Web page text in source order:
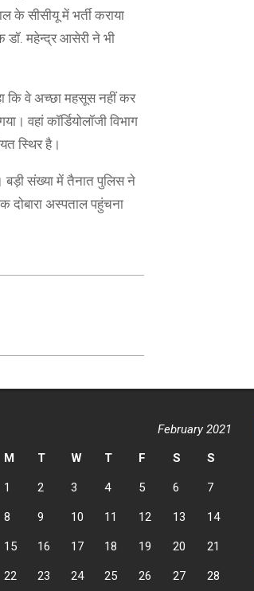
के सीसीयू में भर्ती कराया
डॉ. महेन्द्र आसेरी ने भी
कि वे अच्छा महसूस नहीं कर
वहां कॉर्डियोलॉजी विभाग
स्थिर है।
संख्या में तैनात पुलिस ने
अस्पताल पहुंचना
February 2021
M
T W T F S S
1 2 3 4 5 6 7
8 9 10 11 12 13 14
15 16 17 18 19 20 21
22 23 24 25 26 27 28